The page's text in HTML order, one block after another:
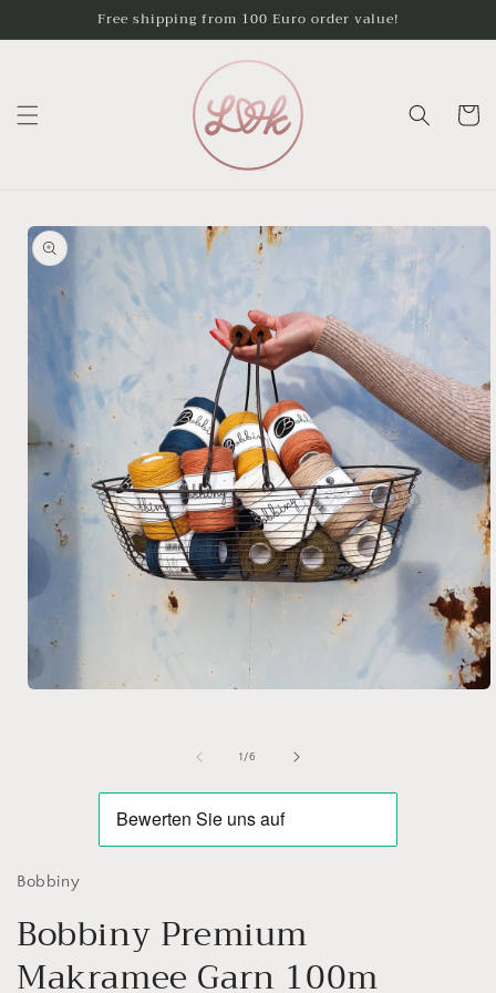
Free shipping from 100 Euro order value!
Cart
Skip to
product
information
1 /of
6
Bobbiny
Bobbiny Premium
Makramee Garn 100m